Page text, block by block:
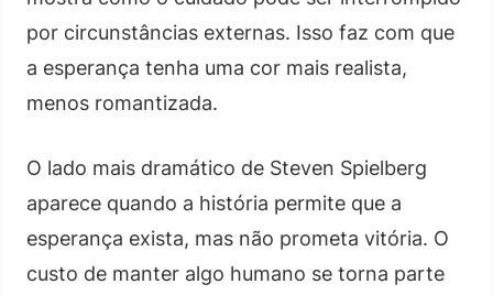
por circunstâncias externas. Isso faz com que
a esperança tenha uma cor mais realista,
menos romantizada.
O lado mais dramático de Steven Spielberg
aparece quando a história permite que a
esperança exista, mas não prometa vitória. O
custo de manter algo humano se torna parte